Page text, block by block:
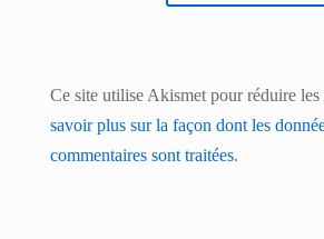
Ce site utilise Akismet pour réduire les
savoir plus sur la façon dont les
commentaires sont traitées.